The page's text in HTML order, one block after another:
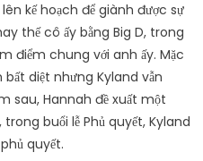
kế hoạch để giành được sự
thế cô ấy bằng Big D, trong
điểm chung với anh ấy. Mặc
diệt nhưng Kyland vẫn
sau, Hannah đề xuất một
buổi lễ Phủ quyết, Kyland
quyết.